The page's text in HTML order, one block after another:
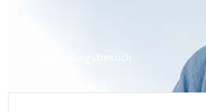
Einrichtungsbesuch